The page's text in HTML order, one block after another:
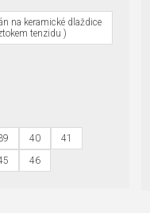
na keramické dlaždice
tenzidu )
40
41
46